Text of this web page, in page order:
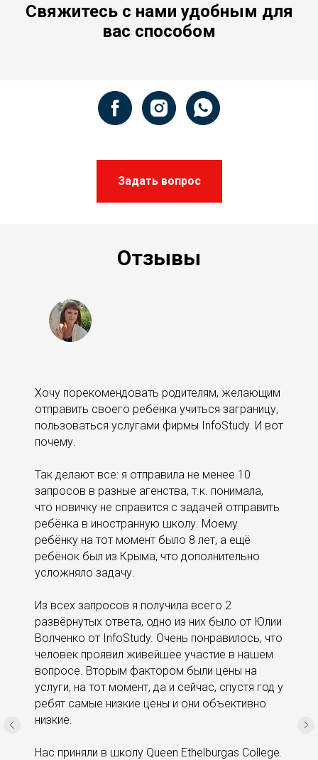
Свяжитесь с нами удобным для
вас способом
Задать вопрос
Отзывы
Хочу порекомендовать родителям, желающим
отправить своего ребёнка учиться заграницу,
пользоваться услугами фирмы InfoStudy. И вот
почему.
Так делают все: я отправила не менее 10
запросов в разные агенства, т.к. понимала,
что новичку не справится с задачей отправить
ребёнка в иностранную школу. Моему
ребёнку на тот момент было 8 лет, а ещё
ребёнок был из Крыма, что дополнительно
усложняло задачу.
Из всех запросов я получила всего 2
развёрнутых ответа, одно из них было от Юлии
Волченко от InfoStudy. Очень понравилось, что
человек проявил живейшее участие в нашем
вопросе. Вторым фактором были цены на
услуги, на тот момент, да и сейчас, спустя год у
ребят самые низкие цены и они объективно
низкие.
Нас приняли в школу Queen Ethelburgas College.